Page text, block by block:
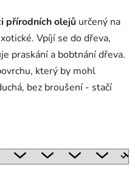
přírodních olejů určený na
Vpíjí se do dřeva,
praskání a bobtnání dřeva.
který by mohl
bez broušení - stačí